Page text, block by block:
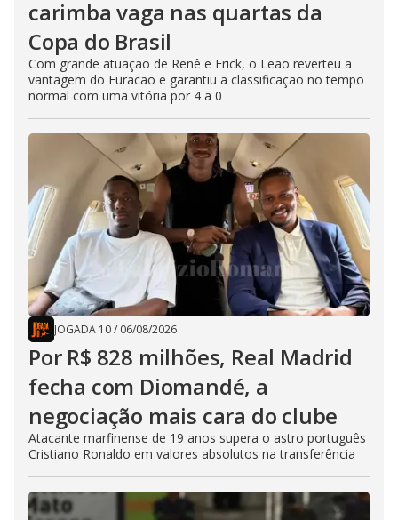
carimba vaga nas quartas da
Copa do Brasil
Com grande atuação de Renê e Erick, o Leão reverteu a
vantagem do Furacão e garantiu a classificação no tempo
normal com uma vitória por 4 a 0
JOGADA 10/ 06/08/2026
Por R$ 828 milhões, Real Madrid
fecha com Diomandé, a
negociação mais cara do clube
Atacante marfinense de 19 anos supera o astro português
Cristiano Ronaldo em valores absolutos na transferência